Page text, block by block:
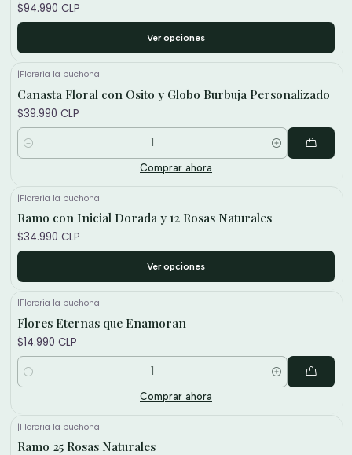
$94.990 CLP
Ver opciones
|Floreria la buchona
Canasta Floral con Osito y Globo Burbuja Personalizado
$39.990 CLP
Cantidad
Comprar ahora
|Floreria la buchona
Ramo con Inicial Dorada y 12 Rosas Naturales
$34.990 CLP
Ver opciones
|Floreria la buchona
Flores Eternas que Enamoran
$14.990 CLP
Cantidad
Comprar ahora
|Floreria la buchona
Ramo 25 Rosas Naturales